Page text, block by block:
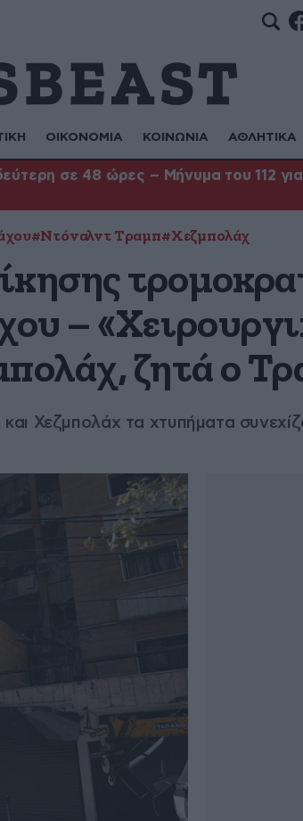
ΟΙΚΟΝΟΜΙΑ ΚΟΙΝΩΝΙΑ ΑΘΛΗΤΙΚΑ
σε 48 ώρες – Μήνυμα του 112 για
#Ντόναλντ Τραμπ#Χεζμπολάχ
–
ζητά ο
Χεζμπολάχ τα χτυπήματα